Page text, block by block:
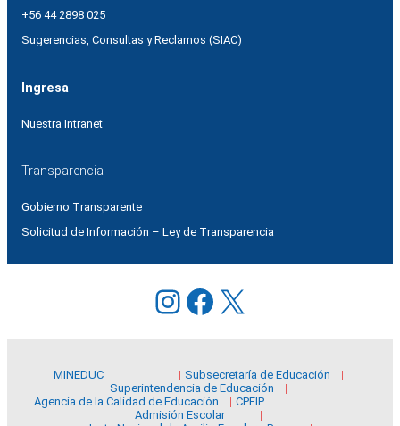
+56 44 2898 025
Sugerencias, Consultas y Reclamos (SIAC)
Ingresa
Nuestra Intranet
Transparencia
Gobierno Transparente
Solicitud de Información – Ley de Transparencia
Instagram
Facebook
X
MINEDUC
Subsecretaría de Educación
Superintendencia de Educación
Agencia de la Calidad de Educación
CPEIP
Admisión Escolar